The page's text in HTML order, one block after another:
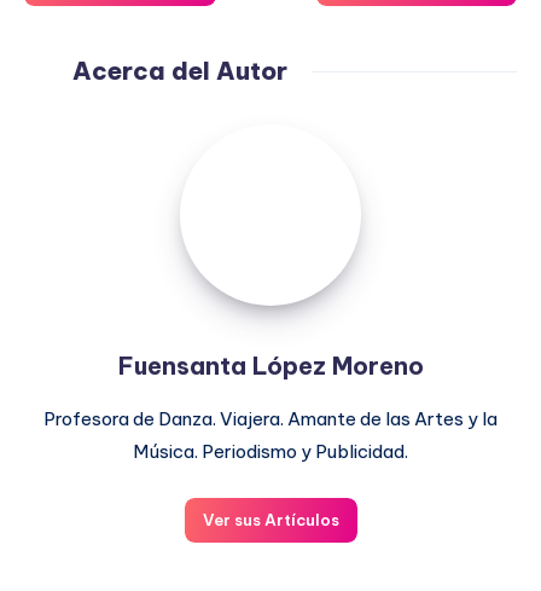
Acerca del Autor
Fuensanta López Moreno
Profesora de Danza. Viajera. Amante de las Artes y la
Música. Periodismo y Publicidad.
Ver sus Artículos